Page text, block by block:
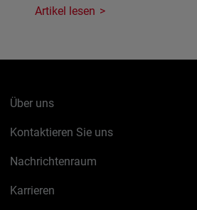
Artikel lesen
Über uns
Kontaktieren Sie uns
Nachrichtenraum
Karrieren